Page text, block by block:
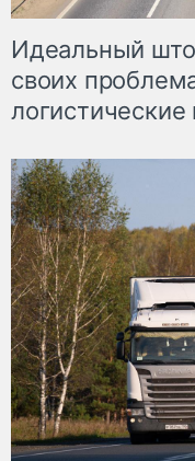
Идеальный
своих